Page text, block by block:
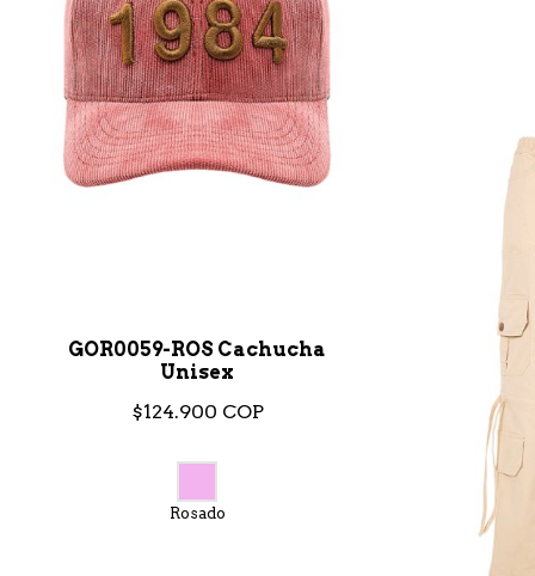
GOR0059-ROS Cachucha
Unisex
$124.900 COP
Rosado